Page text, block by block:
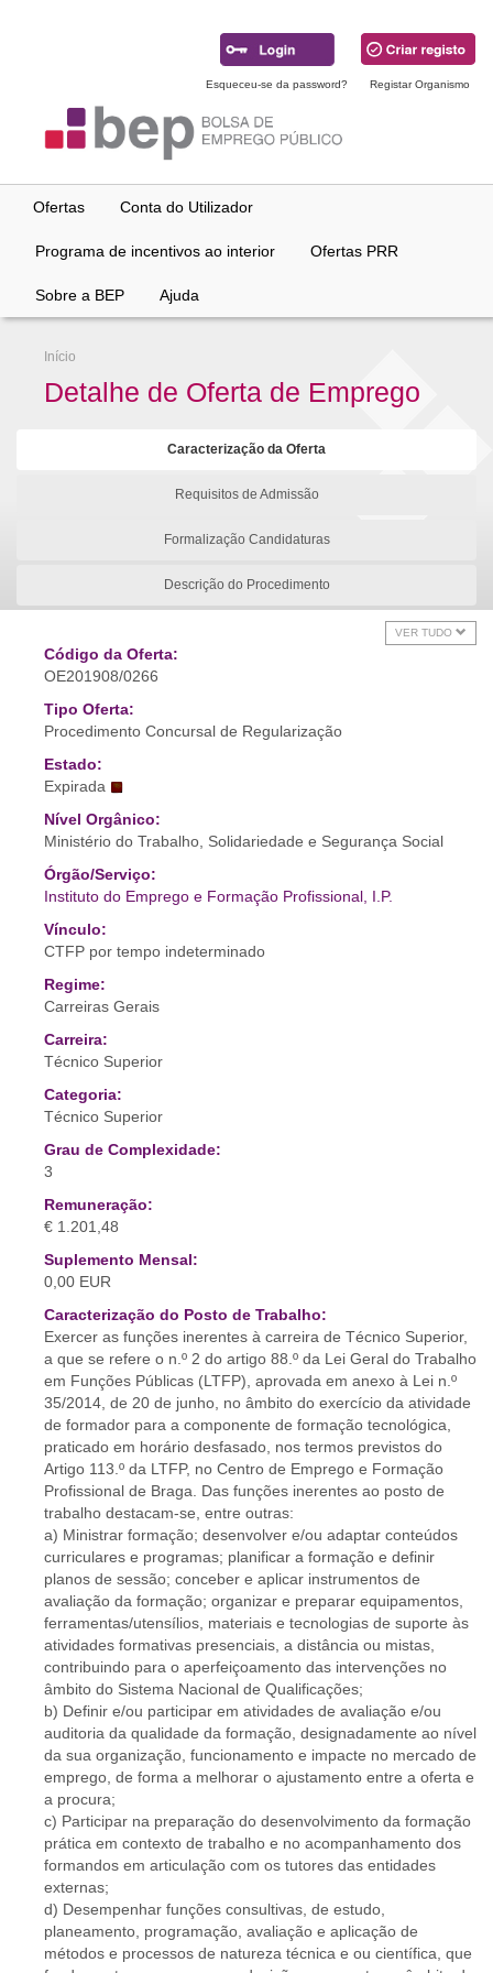
Esqueceu-se da password? Registar Organismo
Ofertas Conta do Utilizador
Programa de incentivos ao interior Ofertas PRR
Sobre a BEP Ajuda
Início
Detalhe de Oferta de Emprego
Caracterização da Oferta
Requisitos de Admissão
Formalização Candidaturas
Descrição do Procedimento
VER TUDO
Código da Oferta:
OE201908/0266
Tipo Oferta:
Procedimento Concursal de Regularização
Estado:
Expirada
Nível Orgânico:
Ministério do Trabalho, Solidariedade e Segurança Social
Órgão/Serviço:
Instituto do Emprego e Formação Profissional, I.P.
Vínculo:
CTFP por tempo indeterminado
Regime:
Carreiras Gerais
Carreira:
Técnico Superior
Categoria:
Técnico Superior
Grau de Complexidade:
3
Remuneração:
€ 1.201,48
Suplemento Mensal:
0,00 EUR
Caracterização do Posto de Trabalho:
Exercer as funções inerentes à carreira de Técnico Superior,
a que se refere o n.º 2 do artigo 88.º da Lei Geral do Trabalho
em Funções Públicas (LTFP), aprovada em anexo à Lei n.º
35/2014, de 20 de junho, no âmbito do exercício da atividade
de formador para a componente de formação tecnológica,
praticado em horário desfasado, nos termos previstos do
Artigo 113.º da LTFP, no Centro de Emprego e Formação
Profissional de Braga. Das funções inerentes ao posto de
trabalho destacam-se, entre outras:
a) Ministrar formação; desenvolver e/ou adaptar conteúdos
curriculares e programas; planificar a formação e definir
planos de sessão; conceber e aplicar instrumentos de
avaliação da formação; organizar e preparar equipamentos,
ferramentas/utensílios, materiais e tecnologias de suporte às
atividades formativas presenciais, a distância ou mistas,
contribuindo para o aperfeiçoamento das intervenções no
âmbito do Sistema Nacional de Qualificações;
b) Definir e/ou participar em atividades de avaliação e/ou
auditoria da qualidade da formação, designadamente ao nível
da sua organização, funcionamento e impacte no mercado de
emprego, de forma a melhorar o ajustamento entre a oferta e
a procura;
c) Participar na preparação do desenvolvimento da formação
prática em contexto de trabalho e no acompanhamento dos
formandos em articulação com os tutores das entidades
externas;
d) Desempenhar funções consultivas, de estudo,
planeamento, programação, avaliação e aplicação de
métodos e processos de natureza técnica e ou científica, que